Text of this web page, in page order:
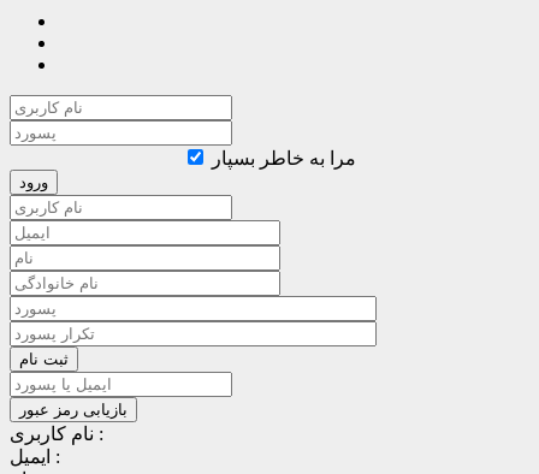
مرا به خاطر بسپار
نام کاربری :
ایمیل :